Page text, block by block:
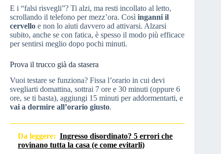
E i “falsi risvegli”? Ti alzi, ma resti incollato al letto,
scrollando il telefono per mezz’ora. Così inganni il
cervello e non lo aiuti davvero ad attivarsi. Alzarsi
subito, anche se con fatica, è spesso il modo più efficace
per sentirsi meglio dopo pochi minuti.
Prova il trucco già da stasera
Vuoi testare se funziona? Fissa l’orario in cui devi
svegliarti domattina, sottrai 7 ore e 30 minuti (oppure 6
ore, se ti basta), aggiungi 15 minuti per addormentarti, e
vai a dormire all’orario giusto.
Da leggere: Ingresso disordinato? 5 errori che
rovinano tutta la casa (e come evitarli)